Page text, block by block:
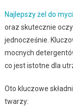
Najlepszy żel do
oraz skutecznie
jednocześnie.
mocnych
co jest istotne dla
Oto kluczowe
twarzy: